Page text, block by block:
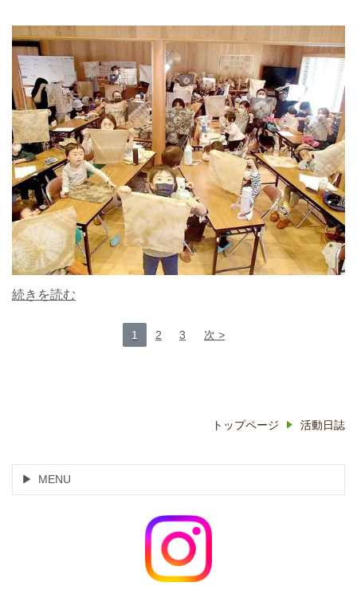
続きを読む
1 2 3 次
トップページ 活動日誌
MENU